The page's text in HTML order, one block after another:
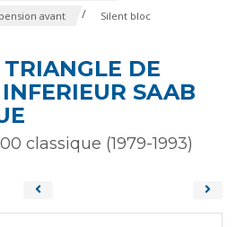
avant / Silent bloc
DE
SAAB
classique (1979-1993)